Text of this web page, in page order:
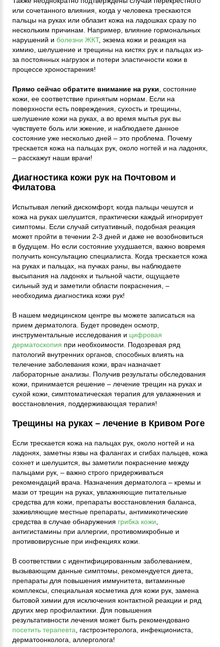
или сочетанного влияния, когда у человека трескаются
пальцы на руках или облазит кожа на ладошках сразу по
нескольким причинам. Например, влияние гормональных
нарушений и болезни ЖКТ, экзема кожи и реакция на
химию, шелушение и трещины на кистях рук и пальцах из-
за постоянных нагрузок и потери эластичности кожи в
процессе хроностарения!
Прямо сейчас обратите внимание на руки, состояние
кожи, ее соответствие принятым нормам. Если на
поверхности есть повреждения, сухость и трещины,
шелушение кожи на руках, а во время мытья рук вы
чувствуете боль или жжение, и наблюдаете данное
состояние уже несколько дней – это проблема. Почему
трескается кожа на пальцах рук, около ногтей и на ладонях,
– расскажут наши врачи!
Диагностика кожи рук на Почтовом и
Филатова
Испытывая легкий дискомфорт, когда пальцы чешутся и
кожа на руках шелушится, практически каждый игнорирует
симптомы. Если случай ситуативный, подобная реакция
может пройти в течении 2-3 дней и даже не возобновиться
в будущем. Но если состояние ухудшается, важно вовремя
получить консультацию специалиста. Когда трескается кожа
на руках и пальцах, на пучках раны, вы наблюдаете
высыпания на ладонях и тыльной части, ощущаете
сильный зуд и заметили области покраснения, –
необходима диагностика кожи рук!
В нашем медицинском центре вы можете записаться на
прием дерматолога. Будет проведен осмотр,
инструментальные исследования и цифровая
дерматоскопия при необхоимости. Подозревая ряд
патологий внутренних органов, способных влиять на
телечение заболевания кожи, врач назначает
лабораторные анализы. Получив результаты обследования
кожи, принимается решение – лечение трещин на руках и
сухой кожи, симптоматическая терапия для увлажнения и
восстановления, поддерживающая терапия!
Трещины на руках – лечение в Кривом Роге
Если трескается кожа на пальцах рук, около ногтей и на
ладонях, заметны язвы на фалангах и сгибах пальцев, кожа
сохнет и шелушится, вы заметили покраснение между
пальцами рук, – важно строго придерживаться
рекомендаций врача. Назначения дерматолога – кремы и
мази от трещин на руках, увлажняющие питательные
средства для кожи, препараты восстановления баланса,
заживляющие местные препараты, антимикотические
средства в случае обнаружения грибка кожи,
антигистамины при аллергии, противомикробные и
противовирусные при инфекциях кожи.
В соответствии с идентифицированным заболеванием,
вызывающим данные симптомы, рекомендуется диета,
препараты для повышения иммунитета, витаминные
комплексы, специальная косметика для кожи рук, замена
бытовой химии для исключения контактной реакции и ряд
других мер профилактики. Для повышения
результативности лечения может быть рекомендовано
посетить терапевта, гастроэнтеролога, инфекциониста,
дерматоонколога, аллерголога!